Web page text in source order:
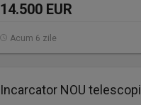
14.500 EUR
Acum 6 zile
Incarcator NOU